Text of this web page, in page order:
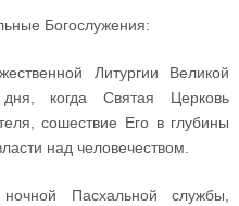
Богослужения:
Литургии Великой
дня, когда Святая Церковь
сошествие Его в глубины
над человечеством.
Пасхальной службы,